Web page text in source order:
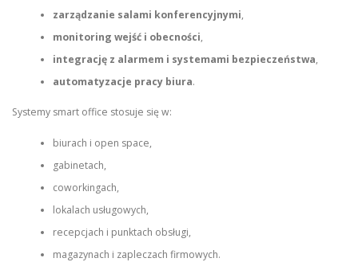
zarządzanie salami konferencyjnymi,
monitoring wejść i obecności,
integrację z alarmem i systemami bezpieczeństwa,
automatyzacje pracy biura.
Systemy smart office stosuje się w:
biurach i open space,
gabinetach,
coworkingach,
lokalach usługowych,
recepcjach i punktach obsługi,
magazynach i zapleczach firmowych.